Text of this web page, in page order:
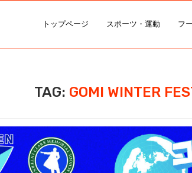
トップページ スポーツ・運動 フ
TAG: GOMI WINTER